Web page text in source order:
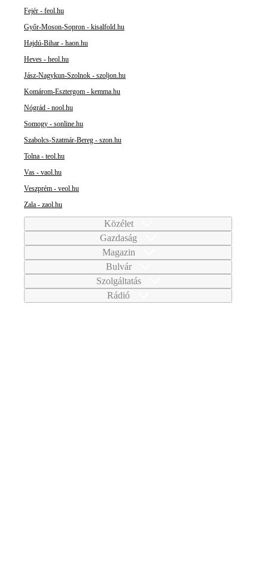
Fejér - feol.hu
Győr-Moson-Sopron - kisalfold.hu
Hajdú-Bihar - haon.hu
Heves - heol.hu
Jász-Nagykun-Szolnok - szoljon.hu
Komárom-Esztergom - kemma.hu
Nógrád - nool.hu
Somogy - sonline.hu
Szabolcs-Szatmár-Bereg - szon.hu
Tolna - teol.hu
Vas - vaol.hu
Veszprém - veol.hu
Zala - zaol.hu
Közélet
Gazdaság
Magazin
Bulvár
Szolgáltatás
Rádió